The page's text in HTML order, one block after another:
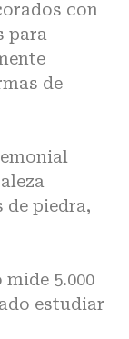
con
para
de
piedra,
5.000
estudiar